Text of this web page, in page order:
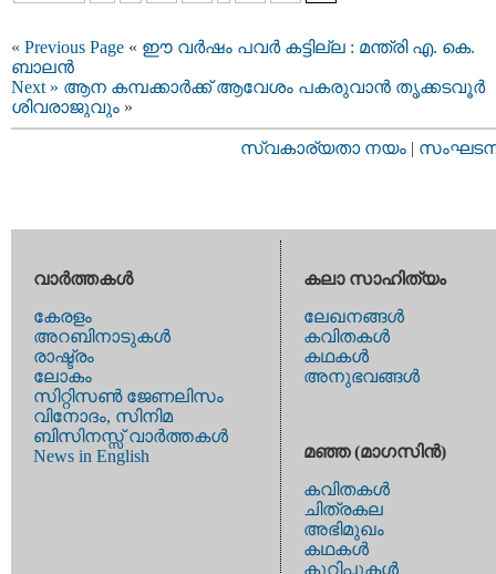
« Previous Page « ഈ വര്‍ഷം പവര്‍ കട്ടില്ല : മന്ത്രി എ. കെ.
ബാലന്‍
Next » ആന കമ്പക്കാര്‍ക്ക്‌ ആവേശം പകരുവാന്‍ തൃക്കടവൂര്‍
ശിവരാജുവും »
സ്വകാര്യതാ നയം |
വാര്‍ത്തകള്‍
കേരളം
അറബിനാടുകള്‍
രാഷ്ട്രം
ലോകം
സിറ്റിസണ്‍ ജേണലിസം
വിനോദം, സിനിമ
ബിസിനസ്സ് വാര്‍ത്തകള്‍
News in English
കലാ സാഹിത്യം
ലേഖനങ്ങള്‍
കവിതകള്‍
കഥകള്‍
അനുഭവങ്ങള്‍
മഞ്ഞ (മാഗസിന്‍)
കവിതകള്‍
ചിത്രകല
അഭിമുഖം
കഥകള്‍
കുറിപ്പുകള്‍